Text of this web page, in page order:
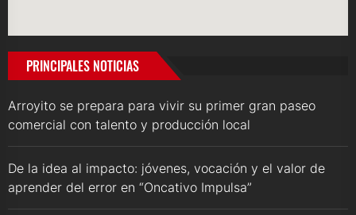
PRINCIPALES NOTICIAS
Arroyito se prepara para vivir su primer gran paseo
comercial con talento y producción local
De la idea al impacto: jóvenes, vocación y el valor de
aprender del error en “Oncativo Impulsa”